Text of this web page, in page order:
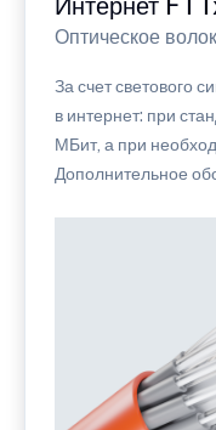
Интернет
Оптическое
За счет светового
в интернет: при
МБит, а при
Дополнительное